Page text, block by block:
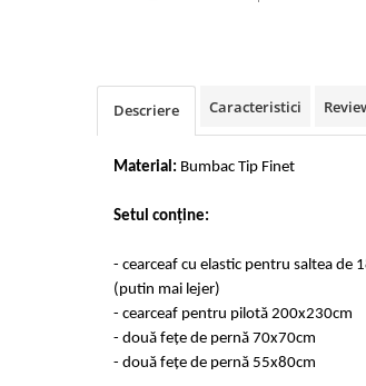
Cearceaf cu elastic
Cearceaf normal
Lenjerii Pufoase Fluffy/ Rabbit
Bumbac 100%
Lenjerii Satin Premium
Lenjerii Jacquard
Lenjerii Matase
Huse Impermeabile 160x200cm
Huse Impermeabile 180x200cm
Descriere Caracteristici
Material: Bumbac Tip Finet
Setul conține:
- cearceaf cu elastic pentru saltea
(putin mai lejer)
- cearceaf pentru pilotă 200x230cm
- două fețe de pernă 70x70cm
- două fețe de pernă 55x80cm